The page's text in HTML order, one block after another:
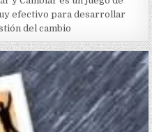
efectivo para desarrollar
del cambio